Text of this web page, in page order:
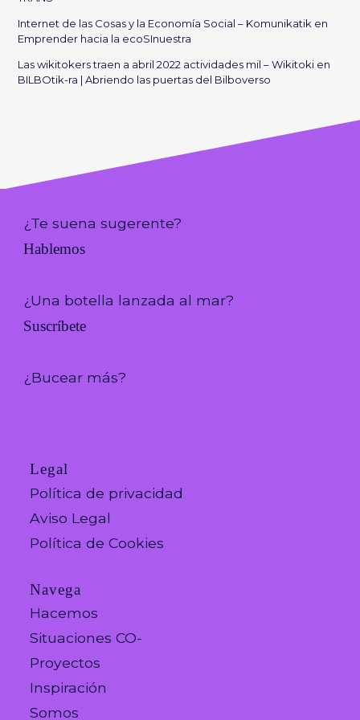
Internet de las Cosas y la Economía Social – Komunikatik en
Emprender hacia la ecoSInuestra
Las wikitokers traen a abril 2022 actividades mil – Wikitoki en
BILBOtik-ra | Abriendo las puertas del Bilboverso
¿Te suena sugerente?
Hablemos
¿Una botella lanzada al mar?
Suscríbete
¿Bucear más?
Legal
Política de privacidad
Aviso Legal
Política de Cookies
Navega
Hacemos
Situaciones CO-
Proyectos
Inspiración
Somos